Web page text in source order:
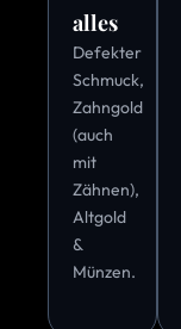
alles
Defekter
Schmuck,
Zahngold
(auch
mit
Zähnen),
Altgold
&
Münzen.